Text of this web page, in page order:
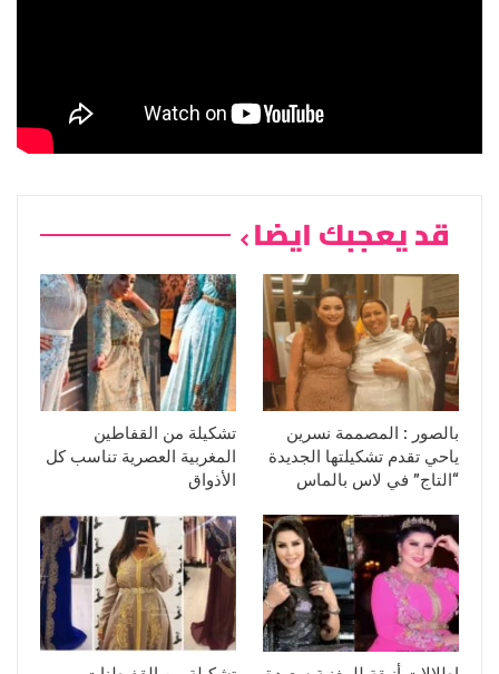
قد يعجبك ايضا
بالصور : المصممة نسرين
ياحي تقدم تشكيلتها الجديدة
“التاج” في لاس بالماس
تشكيلة من القفاطين
المغربية العصرية تناسب كل
الأذواق